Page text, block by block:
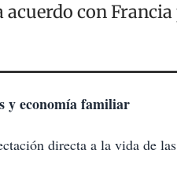
con
y economía familiar
directa a la vida de